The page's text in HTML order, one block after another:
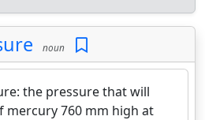
noun
the pressure that will
mercury 760 mm high at